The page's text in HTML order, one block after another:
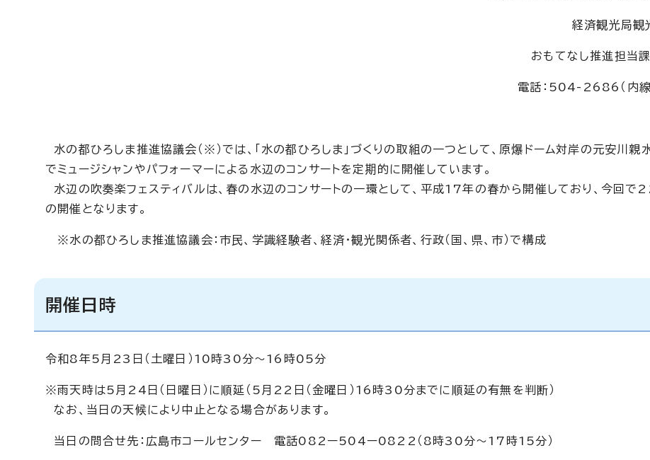
経済観光局観
おもてなし推進担当課
電話：504-2686（内
水の都ひろしま推進協議会（※）では、「水の都ひろしま」づくりの取組の一つとして、原爆ドーム対岸の元安川親
でミュージシャンやパフォーマーによる水辺のコンサートを定期的に開催しています。
水辺の吹奏楽フェスティバルは、春の水辺のコンサートの一環として、平成17年の春から開催しており、今回で
の開催となります。
※水の都ひろしま推進協議会：市民、学識経験者、経済・観光関係者、行政（国、県、市）で構成
開催日時
令和8年5月23日（土曜日）10時30分～16時05分
※雨天時は5月24日（日曜日）に順延（5月22日（金曜日）16時30分までに順延の有無を判断）
なお、当日の天候により中止となる場合があります。
当日の問合せ先：広島市コールセンター 電話082ー504ー0822（8時30分～17時15分）